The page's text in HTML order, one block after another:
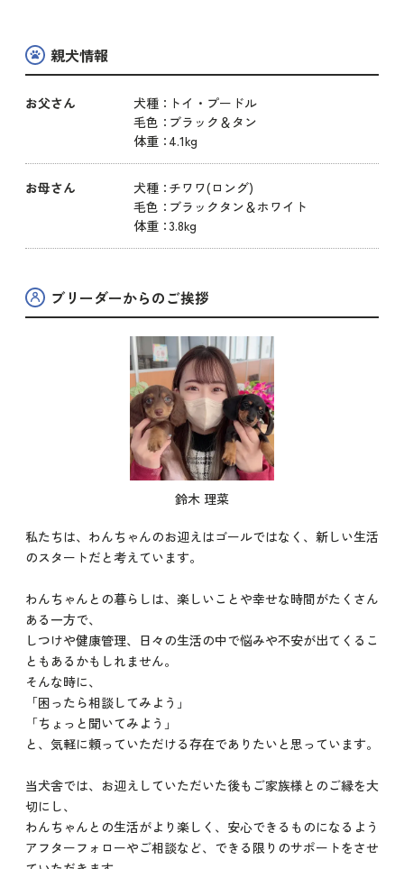
親犬情報
お父さん 犬種： トイ・プードル
毛色：ブラック＆タン
体重：4.1kg
お母さん 犬種：チワワ(ロング)
毛色：ブラックタン＆ホワイト
体重：3.8kg
ブリーダーからのご挨拶
私たちは、わんちゃんのお迎えはゴールではなく、新しい生活
のスタートだと考えています。
わんちゃんとの暮らしは、楽しいことや幸せな時間がたくさん
ある一方で、
しつけや健康管理、日々の生活の中で悩みや不安が出てくるこ
ともあるかもしれません。
そんな時に、
「困ったら相談してみよう」
「ちょっと聞いてみよう」
と、気軽に頼っていただける存在でありたいと思っています。
当犬舎では、お迎えしていただいた後もご家族様とのご縁を大
切にし、
わんちゃんとの生活がより楽しく、安心できるものになるよう
アフターフォローやご相談など、できる限りのサポートをさせ
鈴木 理菜